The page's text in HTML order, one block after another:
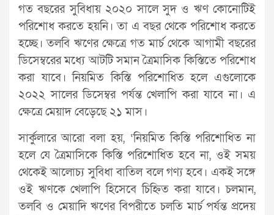
গত বছরের সুবিধায় ২০২০ সালে সুদ ও ঋণ কোনোটিই
পরিশোধ করতে হয়নি। তা এ বছর থেকে পরিশোধ করতে
হচ্ছে। তলবি ঋণের ক্ষেত্রে গত মার্চ থেকে আগামী বছরের
ডিসেম্বরের মধ্যে আটটি সমান ত্রৈমাসিক কিস্তিতে পরিশোধ
করা যাবে। নিয়মিত কিস্তি পরিশোধিত হলে এগুলোকে
২০২২ সালের ডিসেম্বর পর্যন্ত খেলাপি করা যাবে না। এ
ক্ষেত্রে মেয়াদ বেড়েছে ২১ মাস।
সার্কুলারে আরো বলা হয়, ‘নিয়মিত কিস্তি পরিশোধিত না
হলে যে ত্রৈমাসিকে কিস্তি পরিশোধিত হবে না, ওই সময়
থেকেই আলোচ্য সুবিধা বাতিল বলে গণ্য হবে। একই সঙ্গে
ওই ঋণকে খেলাপি হিসেবে চিহ্নিত করা যাবে। চলমান,
তলবি ও মেয়াদি ঋণের বিপরীতে চলতি মার্চ পর্যন্ত প্রদেয়